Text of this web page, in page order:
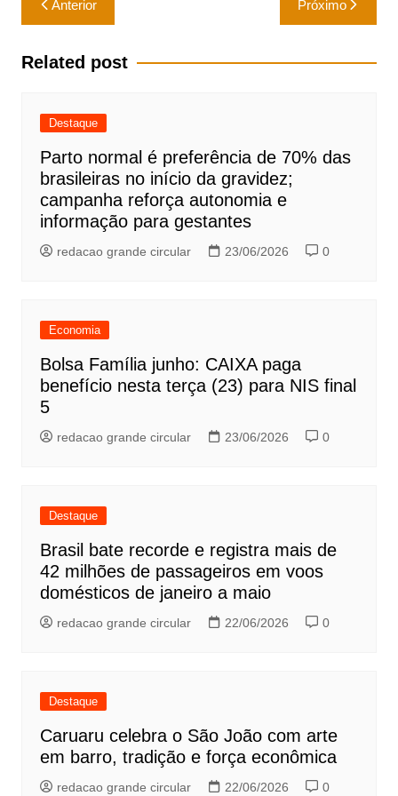
de
Post
Anterior Próximo
Related post
Destaque
Parto normal é preferência de 70% das
brasileiras no início da gravidez;
campanha reforça autonomia e
informação para gestantes
redacao grande circular 23/06/2026 0
Economia
Bolsa Família junho: CAIXA paga
benefício nesta terça (23) para NIS final
5
redacao grande circular 23/06/2026 0
Destaque
Brasil bate recorde e registra mais de
42 milhões de passageiros em voos
domésticos de janeiro a maio
redacao grande circular 22/06/2026 0
Destaque
Caruaru celebra o São João com arte
em barro, tradição e força econômica
redacao grande circular 22/06/2026 0